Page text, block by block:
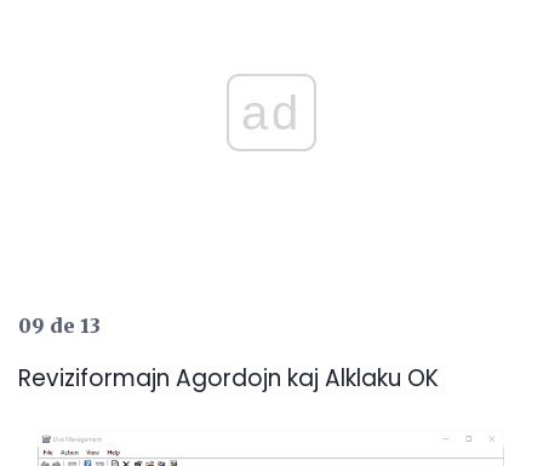
ad
09 de 13
Reviziformajn Agordojn kaj Alklaku OK